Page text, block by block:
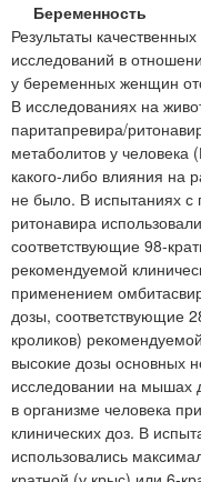
Беременность
Результаты
исследований в
у беременных женщин
В исследованиях на
паритапревира/
метаболитов у
какого-либо влияния на
не было. В испытаниях
ритонавира
соответствующие 98-
рекомендуемой
применением
дозы, соответствующие
кроликов)
высокие дозы основных
исследовании на мышах
в организме человека
клинических доз. В
использовались